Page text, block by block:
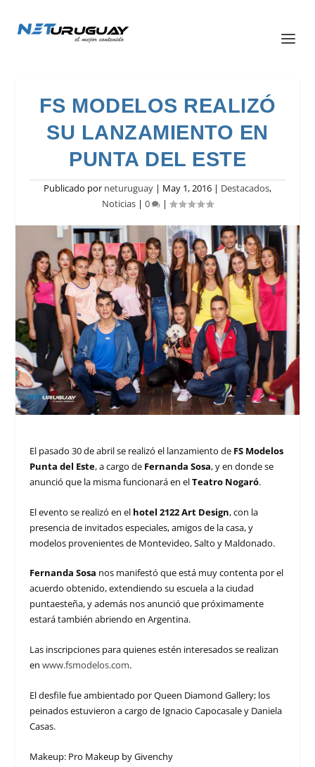
FS MODELOS REALIZÓ
SU LANZAMIENTO EN
PUNTA DEL ESTE
Publicado por neturuguay | May 1, 2016 | Destacados,
Noticias | 0 |
El pasado 30 de abril se realizó el lanzamiento de FS Modelos
Punta del Este, a cargo de Fernanda Sosa, y en donde se
anunció que la misma funcionará en elTeatro Nogaró.
El evento se realizó en el hotel 2122 Art Design, con la
presencia de invitados especiales, amigos de la casa, y
modelos provenientes de Montevideo, Salto y Maldonado.
Fernanda Sosa nos manifestó que está muy contenta por el
acuerdo obtenido, extendiendo su escuela a la ciudad
puntaesteña, y además nos anunció que próximamente
estará también abriendo en Argentina.
Las inscripciones para quienes estén interesados se realizan
enwww.fsmodelos.com.
El desfile fue ambientado por Queen Diamond Gallery; los
peinados estuvieron a cargo de Ignacio Capocasale y Daniela
Casas.
Makeup: Pro Makeup by Givenchy